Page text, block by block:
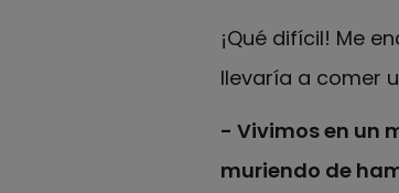
¡Qué difícil! Me
llevaría a comer
- Vivimos en un
muriendo de